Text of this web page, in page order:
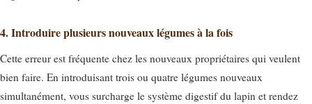
4. Introduire plusieurs nouveaux légumes à la fois
Cette erreur est fréquente chez les nouveaux propriétaires qui veulent
bien faire. En introduisant trois ou quatre légumes nouveaux
simultanément, vous surcharge le système digestif du lapin et rendez